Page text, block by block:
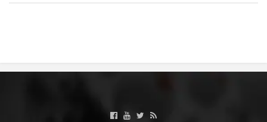
ЗДРАВСТВЕНО ПРЕВЕНТИВНА ДЕЈНОСТ